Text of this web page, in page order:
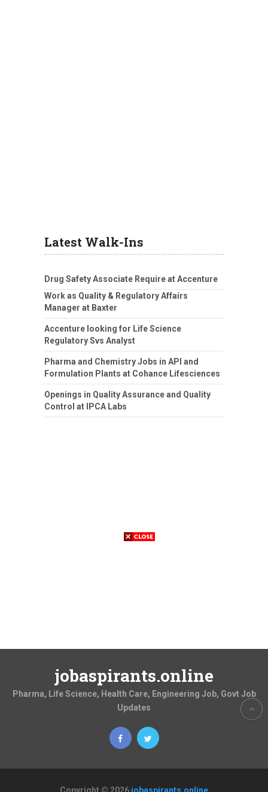
Latest Walk-Ins
Drug Safety Associate Require at Accenture
Work as Quality & Regulatory Affairs
Manager at Baxter
Accenture looking for Life Science
Regulatory Svs Analyst
Pharma and Chemistry Jobs in API and
Formulation Plants at Cohance Lifesciences
Openings in Quality Assurance and Quality
Control at IPCA Labs
jobaspirants.online
Pharma, Life Science, Health Care, Engineering Job, Govt Job
Updates